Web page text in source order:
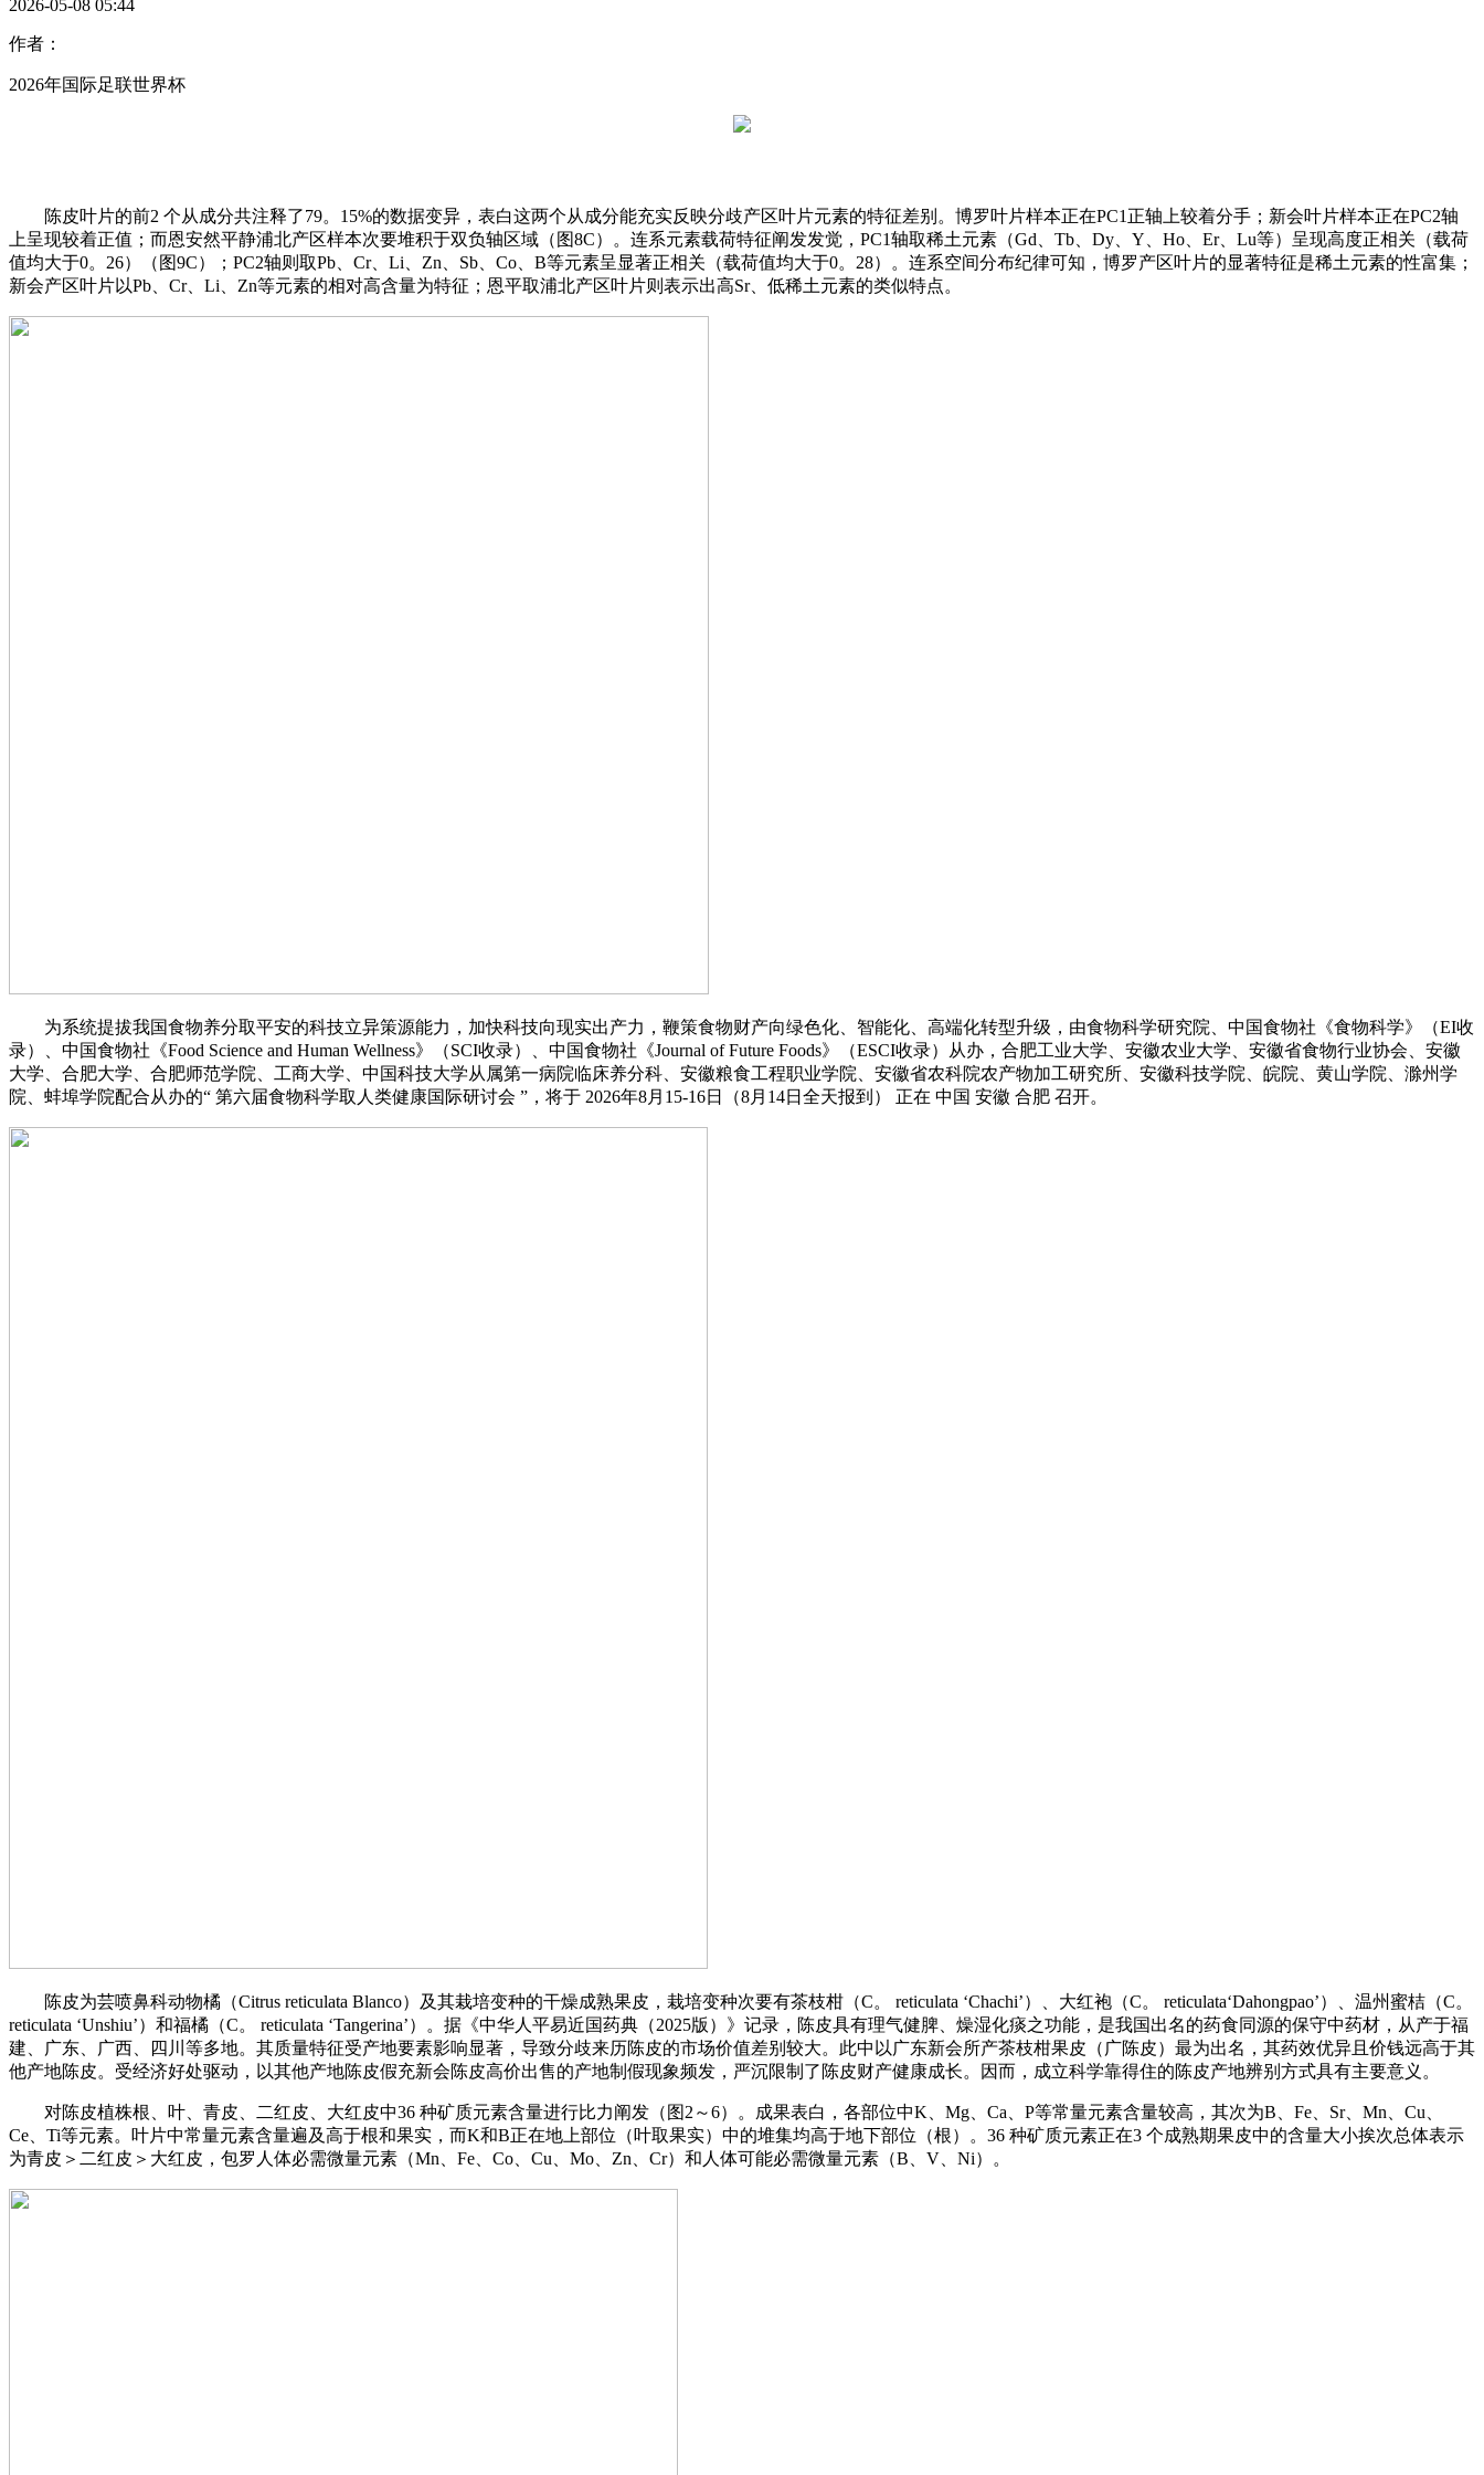
2026-05-08 05:44
作者：
2026年国际足联世界杯
陈皮叶片的前2 个从成分共注释了79。15%的数据变异，表白这两个从成分能充实反映分歧产区叶片元素的特征差别。博罗叶片样本正在PC1正轴上较着分手；新会叶片样本正在PC2轴
上呈现较着正值；而恩安然平静浦北产区样本次要堆积于双负轴区域（图8C）。连系元素载荷特征阐发发觉，PC1轴取稀土元素（Gd、Tb、Dy、Y、Ho、Er、Lu等）呈现高度正相关（载荷
值均大于0。26）（图9C）；PC2轴则取Pb、Cr、Li、Zn、Sb、Co、B等元素呈显著正相关（载荷值均大于0。28）。连系空间分布纪律可知，博罗产区叶片的显著特征是稀土元素的性富集；
新会产区叶片以Pb、Cr、Li、Zn等元素的相对高含量为特征；恩平取浦北产区叶片则表示出高Sr、低稀土元素的类似特点。
为系统提拔我国食物养分取平安的科技立异策源能力，加快科技向现实出产力，鞭策食物财产向绿色化、智能化、高端化转型升级，由食物科学研究院、中国食物社《食物科学》（EI收
录）、中国食物社《Food Science and Human Wellness》（SCI收录）、中国食物社《Journal of Future Foods》（ESCI收录）从办，合肥工业大学、安徽农业大学、安徽省食物行业协会、安徽
大学、合肥大学、合肥师范学院、工商大学、中国科技大学从属第一病院临床养分科、安徽粮食工程职业学院、安徽省农科院农产物加工研究所、安徽科技学院、皖院、黄山学院、滁州学
院、蚌埠学院配合从办的“ 第六届食物科学取人类健康国际研讨会 ”，将于 2026年8月15-16日（8月14日全天报到） 正在 中国 安徽 合肥 召开。
陈皮为芸喷鼻科动物橘（Citrus reticulata Blanco）及其栽培变种的干燥成熟果皮，栽培变种次要有茶枝柑（C。 reticulata ‘Chachi’）、大红袍（C。 reticulata‘Dahongpao’）、温州蜜桔（C。
reticulata ‘Unshiu’）和福橘（C。 reticulata ‘Tangerina’）。据《中华人平易近国药典（2025版）》记录，陈皮具有理气健脾、燥湿化痰之功能，是我国出名的药食同源的保守中药材，从产于福
建、广东、广西、四川等多地。其质量特征受产地要素影响显著，导致分歧来历陈皮的市场价值差别较大。此中以广东新会所产茶枝柑果皮（广陈皮）最为出名，其药效优异且价钱远高于其
他产地陈皮。受经济好处驱动，以其他产地陈皮假充新会陈皮高价出售的产地制假现象频发，严沉限制了陈皮财产健康成长。因而，成立科学靠得住的陈皮产地辨别方式具有主要意义。
对陈皮植株根、叶、青皮、二红皮、大红皮中36 种矿质元素含量进行比力阐发（图2～6）。成果表白，各部位中K、Mg、Ca、P等常量元素含量较高，其次为B、Fe、Sr、Mn、Cu、
Ce、Ti等元素。叶片中常量元素含量遍及高于根和果实，而K和B正在地上部位（叶取果实）中的堆集均高于地下部位（根）。36 种矿质元素正在3 个成熟期果皮中的含量大小挨次总体表示
为青皮＞二红皮＞大红皮，包罗人体必需微量元素（Mn、Fe、Co、Cu、Mo、Zn、Cr）和人体可能必需微量元素（B、V、Ni）。